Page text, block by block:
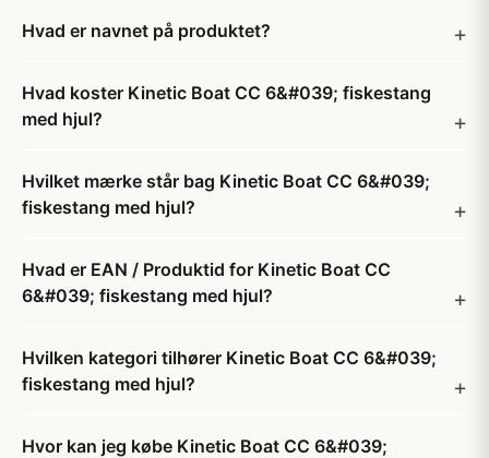
Hvad er navnet på produktet?
Hvad koster Kinetic Boat CC 6&#039; fiskestang
med hjul?
Hvilket mærke står bag Kinetic Boat CC 6&#039;
fiskestang med hjul?
Hvad er EAN / Produktid for Kinetic Boat CC
6&#039; fiskestang med hjul?
Hvilken kategori tilhører Kinetic Boat CC 6&#039;
fiskestang med hjul?
Hvor kan jeg købe Kinetic Boat CC 6&#039;